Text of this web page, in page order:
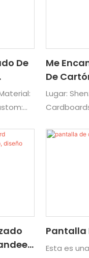
De
Me
De
Lugar:
Pantalla
Esta es